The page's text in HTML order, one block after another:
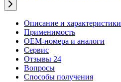
Описание и характеристики
Применимость
OEM-номера и аналоги
Сервис
Отзывы 24
Вопросы
Способы получения